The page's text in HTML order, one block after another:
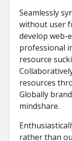
Seamlessly
without user
develop web-
professional
resource
resources
Globally
mindshare.
rather than